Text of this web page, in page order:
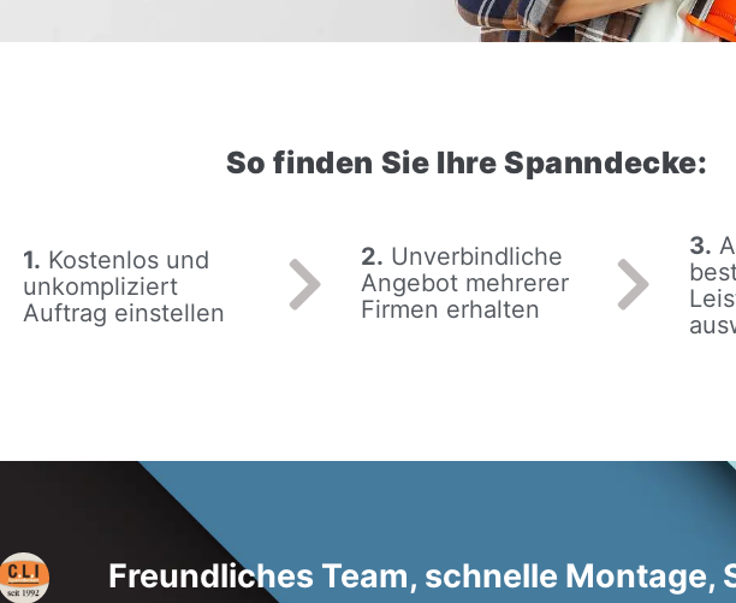
So finden Sie Ihre Spanndecke:
1. Kostenlos und
unkompliziert
Auftrag einstellen
2. Unverbindliche
Angebot mehrerer
Firmen erhalten
3.
Freundliches Team, schnelle Montage,